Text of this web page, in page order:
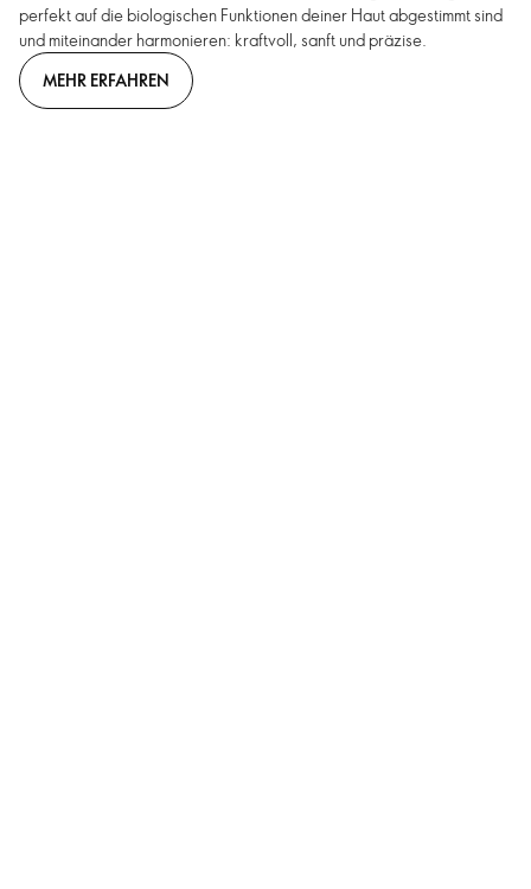
perfekt auf die biologischen Funktionen deiner Haut abgestimmt sind
und miteinander harmonieren: kraftvoll, sanft und präzise.
MEHR ERFAHREN